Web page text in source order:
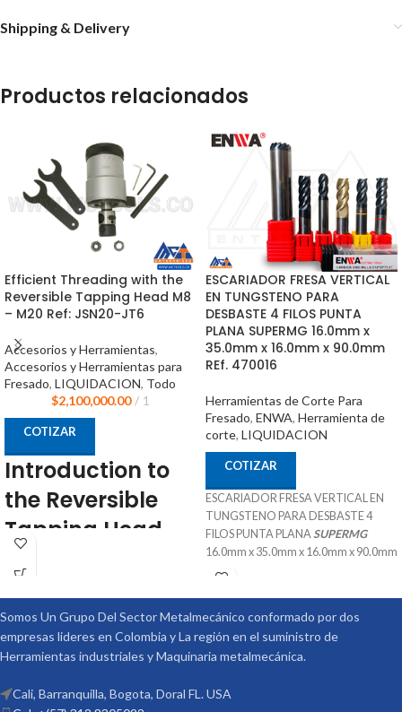
Shipping & Delivery
Productos relacionados
Efficient Threading with the
Reversible Tapping Head M8
– M20 Ref: JSN20-JT6
Accesorios y Herramientas,
Accesorios y Herramientas para
Fresado, LIQUIDACION, Todo
$2,100,000.00 1
COTIZAR
Introduction to
the Reversible
Tapping Head
ref: JSN20-JT6 by Harlinger is a high-
performance tool designed for
demanding tasks that require
extensive repeatability. This tapping
head is equipped with a unique VTX
Jacobs collets, providing superior grip
on the tap.
ESCARIADOR FRESA VERTICAL
EN TUNGSTENO PARA
DESBASTE 4 FILOS PUNTA
PLANA SUPERMG 16.0mm x
35.0mm x 16.0mm x 90.0mm
REf. 470016
Herramientas de Corte Para
Fresado, ENWA, Herramienta de
corte, LIQUIDACION
COTIZAR
ESCARIADOR FRESA VERTICAL EN
TUNGSTENO PARA DESBASTE 4
FILOS PUNTA PLANASUPERMG
16.0mm x 35.0mm x 16.0mm x 90.0mm
SKU 470016
Especial para aplicaciones de
mecanizado P K H
Procedencia CHINA
Somos Un Grupo Del Sector Metalmecánico conformado por dos
empresas lideres en Colombia y La región en el suministro de
Herramientas industriales y Maquinaria metalmecánica.
Cali, Barranquilla, Bogota, Doral FL. USA